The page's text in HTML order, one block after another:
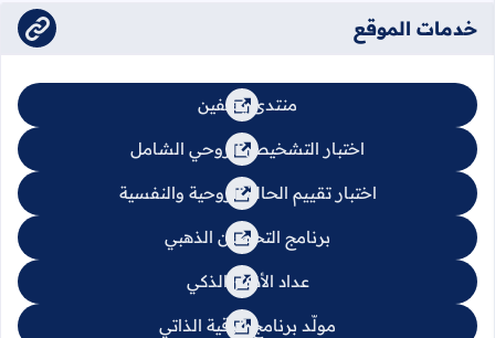
خدمات الموقع
منتدى يشفين
اختبار التشخيص الروحي الشامل
اختبار تقييم الحالة الروحية والنفسية
برنامج التحصين الذهبي
عداد الأذكار الذكي
مولّد برنامج الرقية الذاتي